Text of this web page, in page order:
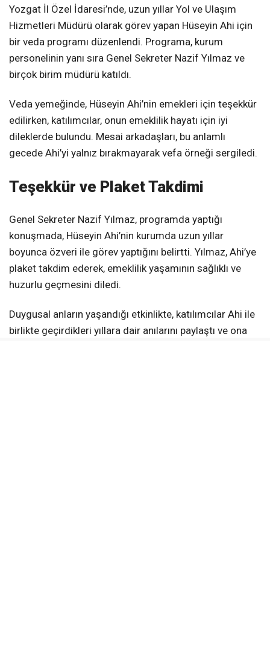
Yozgat İl Özel İdaresi’nde, uzun yıllar Yol ve Ulaşım
Hizmetleri Müdürü olarak görev yapan Hüseyin Ahi için
bir veda programı düzenlendi. Programa, kurum
personelinin yanı sıra Genel Sekreter Nazif Yılmaz ve
birçok birim müdürü katıldı.
Veda yemeğinde, Hüseyin Ahi’nin emekleri için teşekkür
edilirken, katılımcılar, onun emeklilik hayatı için iyi
dileklerde bulundu. Mesai arkadaşları, bu anlamlı
gecede Ahi’yi yalnız bırakmayarak vefa örneği sergiledi.
Teşekkür ve Plaket Takdimi
Genel Sekreter Nazif Yılmaz, programda yaptığı
konuşmada, Hüseyin Ahi’nin kurumda uzun yıllar
boyunca özveri ile görev yaptığını belirtti. Yılmaz, Ahi’ye
plaket takdim ederek, emeklilik yaşamının sağlıklı ve
huzurlu geçmesini diledi.
Duygusal anların yaşandığı etkinlikte, katılımcılar Ahi ile
birlikte geçirdikleri yıllara dair anılarını paylaştı ve ona